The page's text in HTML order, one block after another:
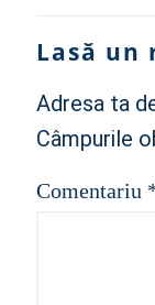
Lasă un
Adresa ta
Câmpurile
Comentariu